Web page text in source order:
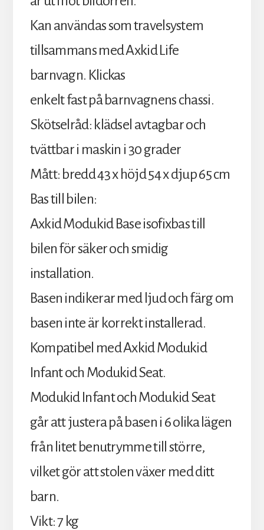
Kan användas som travelsystem
tillsammans med Axkid Life
barnvagn. Klickas
enkelt fast på barnvagnens chassi.
Skötselråd: klädsel avtagbar och
tvättbar i maskin i 30 grader
Mått: bredd 43 x höjd 54 x djup 65 cm
Bas till bilen:
Axkid Modukid Base isofixbas till
bilen för säker och smidig
installation.
Basen indikerar med ljud och färg om
basen inte är korrekt installerad.
Kompatibel med Axkid Modukid
Infant och Modukid Seat.
Modukid Infant och Modukid Seat
går att justera på basen i 6 olika lägen
från litet benutrymme till större,
vilket gör att stolen växer med ditt
barn.
Vikt: 7 kg